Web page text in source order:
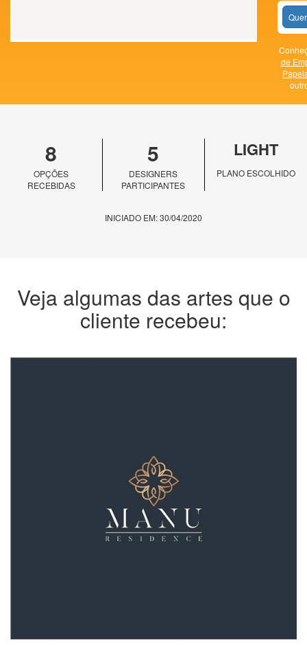
de
8
OPÇÕES
RECEBIDAS
5
DESIGNERS
PARTICIPANTES
LIGHT
PLANO ESCOLHIDO
INICIADO EM: 30/04/2020
Veja algumas das artes que o
cliente recebeu: